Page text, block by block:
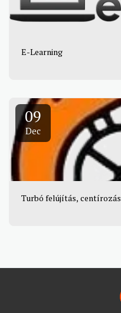
E-Learning
09
Dec
Turbó felújítás, centírozás